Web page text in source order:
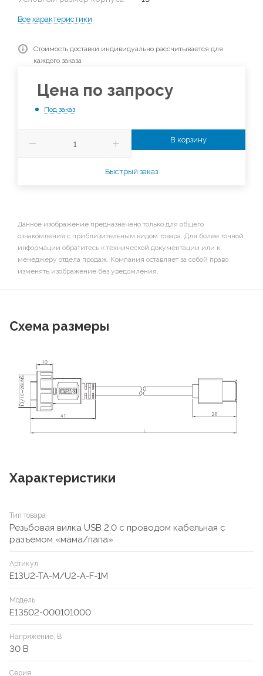
Все характеристики
Стоимость доставки индивидуально рассчитывается для
каждого заказа
Цена по запросу
Под заказ
В корзину
Быстрый заказ
Данное изображение предназначено только для общего
ознакомления с приблизительным видом товара. Для более точной
информации обратитесь к технической документации или к
менеджеру отдела продаж. Компания оставляет за собой право
изменять изображение без уведомления.
Схема размеры
Характеристики
Тип товара
Резьбовая вилка USB 2.0 с проводом кабельная с
разъемом «мама/папа»
Артикул
E13U2-TA-M/U2-A-F-1M
Модель
E13502-000101000
Напряжение, В
30 В
Серия